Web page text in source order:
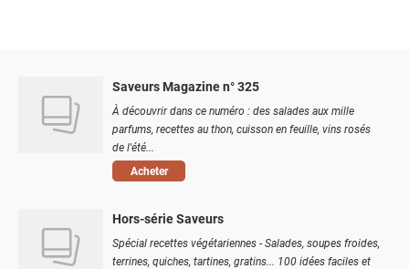
Saveurs Magazine n° 325
À découvrir dans ce numéro : des salades aux mille
parfums, recettes au thon, cuisson en feuille, vins rosés
de l'été...
Acheter
Hors-série Saveurs
Spécial recettes végétariennes - Salades, soupes froides,
terrines, quiches, tartines, gratins... 100 idées faciles et